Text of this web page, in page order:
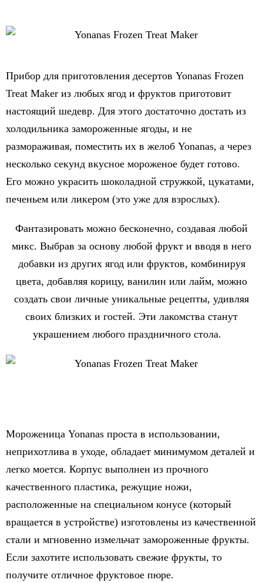
Прибор для приготовления десертов Yonanas Frozen
Treat Maker из любых ягод и фруктов приготовит
настоящий шедевр. Для этого достаточно достать из
холодильника замороженные ягоды, и не
размораживая, поместить их в желоб Yonanas, а через
несколько секунд вкусное мороженое будет готово.
Его можно украсить шоколадной стружкой, цукатами,
печеньем или ликером (это уже для взрослых).
Фантазировать можно бесконечно, создавая любой
микс. Выбрав за основу любой фрукт и вводя в него
добавки из других ягод или фруктов, комбинируя
цвета, добавляя корицу, ванилин или лайм, можно
создать свои личные уникальные рецепты, удивляя
своих близких и гостей. Эти лакомства станут
украшением любого праздничного стола.
Мороженица Yonanas проста в использовании,
неприхотлива в уходе, обладает минимумом деталей и
легко моется. Корпус выполнен из прочного
качественного пластика, режущие ножи,
расположенные на специальном конусе (который
вращается в устройстве) изготовлены из качественной
стали и мгновенно измельчат замороженные фрукты.
Если захотите использовать свежие фрукты, то
получите отличное фруктовое пюре.